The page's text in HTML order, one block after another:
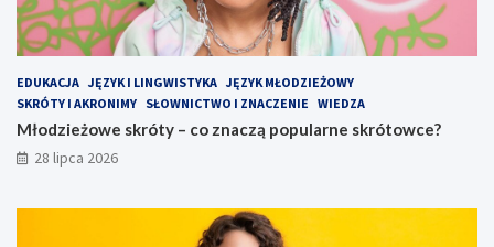
EDUKACJA JĘZYK I LINGWISTYKA JĘZYK MŁODZIEŻOWY
SKRÓTY I AKRONIMY SŁOWNICTWO I ZNACZENIE WIEDZA
Młodzieżowe skróty – co znaczą popularne skrótowce?
28 lipca 2026